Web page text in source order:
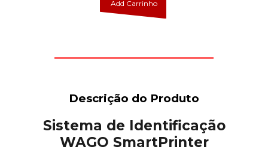
Add Carrinho
Descrição do Produto
Sistema de Identificação
WAGO SmartPrinter